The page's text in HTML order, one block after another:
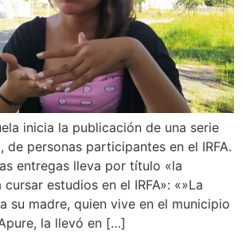
inicia la publicación de una serie
de personas participantes en el IRFA.
entregas lleva por título «la
estudios en el IRFA»: «»La
su madre, quien vive en el municipio
la llevó en […]